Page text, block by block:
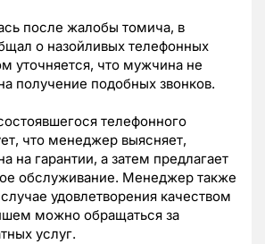
после жалобы томича, в
о назойливых телефонных
уточняется, что мужчина не
получение подобных звонков.
телефонного
что менеджер выясняет,
на гарантии, а затем предлагает
обслуживание. Менеджер также
удовлетворения качеством
можно обращаться за
услуг.